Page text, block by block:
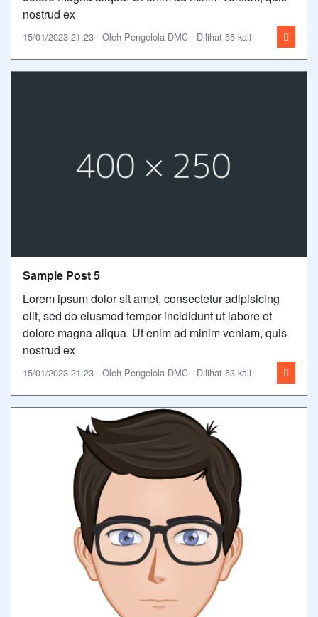
nostrud ex
15/01/2023 21:23 - Oleh Pengelola DMC - Dilihat 55 kali
Sample Post 5
Lorem ipsum dolor sit amet, consectetur adipisicing
elit, sed do eiusmod tempor incididunt ut labore et
dolore magna aliqua. Ut enim ad minim veniam, quis
nostrud ex
15/01/2023 21:23 - Oleh Pengelola DMC - Dilihat 53 kali